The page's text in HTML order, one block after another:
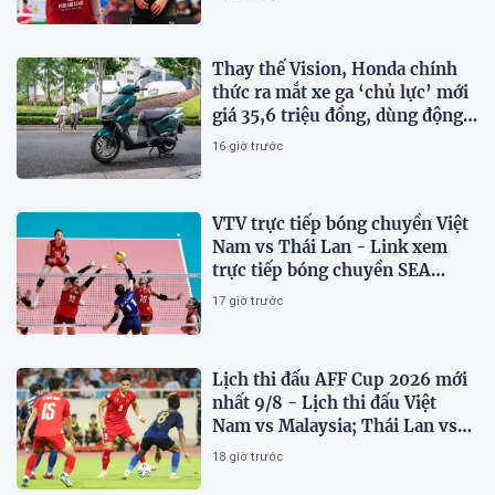
Thay thế Vision, Honda chính
thức ra mắt xe ga ‘chủ lực’ mới
giá 35,6 triệu đồng, dùng động
cơ 125cc ngang SH Mode
16 giờ trước
VTV trực tiếp bóng chuyền Việt
Nam vs Thái Lan - Link xem
trực tiếp bóng chuyền SEA
V.Cup 2026 hôm nay 9/8
17 giờ trước
Lịch thi đấu AFF Cup 2026 mới
nhất 9/8 - Lịch thi đấu Việt
Nam vs Malaysia; Thái Lan vs
Singapore
18 giờ trước